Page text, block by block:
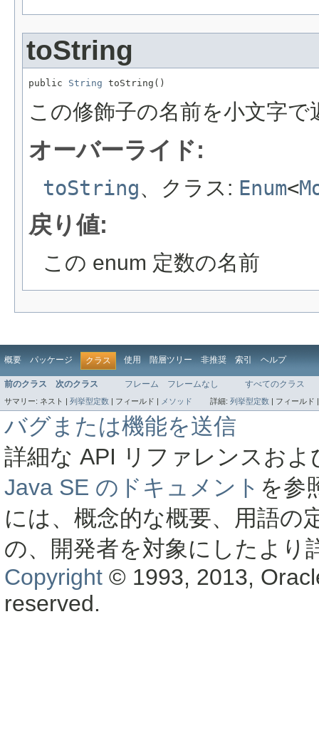
toString
public String toString()
この修飾子の名前を小文字で
オーバーライド:
toString、クラス: Enum<
戻り値:
この enum 定数の名前
概要 パッケージ クラス 使用 階層ツリー 非推奨 索引 ヘルプ
前のクラス 次のクラス フレーム フレームなし すべてのクラス
サマリー: ネスト | 列挙型定数 | フィールド | メソッド 詳細: 列挙型定数 | フィールド
バグまたは機能を送信
詳細な API リファレンスお
Java SE のドキュメント を参
には、概念的な概要、用語の
の、開発者を対象にしたより
Copyright © 1993, 2013,
reserved.